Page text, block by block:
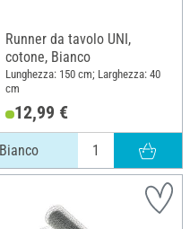
Runner da tavolo UNI,
cotone, Bianco
Lunghezza: 150 cm; Larghezza: 40
cm
12,99 €
Bianco